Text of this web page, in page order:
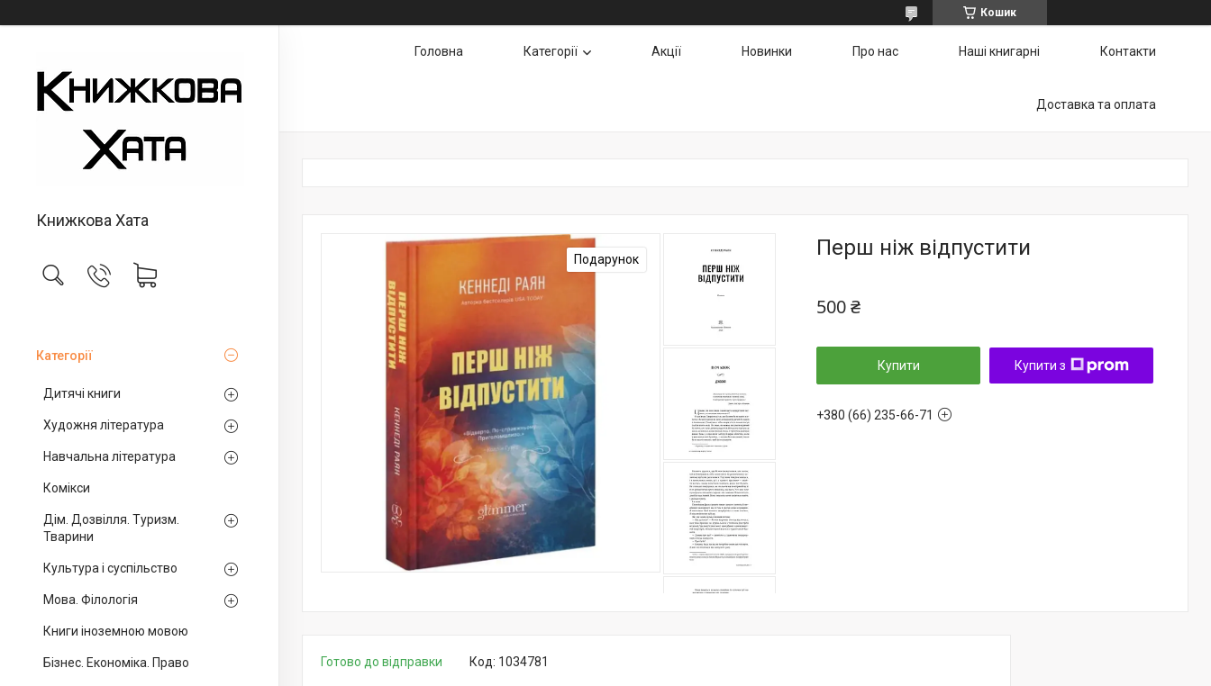
Кошик
Книжкова Хата
Категорії
Дитячі книги
Художня література
Навчальна література
Комікси
Дім. Дозвілля. Туризм.
Тварини
Культура і суспільство
Мова. Філологія
Книги іноземною мовою
Бізнес. Економіка. Право
Головна Категорії Акції Новинки Про нас Наші книгарні Контакти
Доставка та оплата
Подарунок Перш ніж відпустити
500 ₴
Купити Купити з
+380 (66) 235-66-71
Готово до відправки Код: 1034781